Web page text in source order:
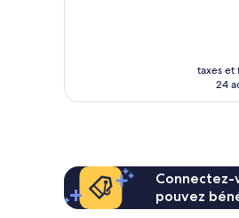
taxes et
24
Connectez-
pouvez